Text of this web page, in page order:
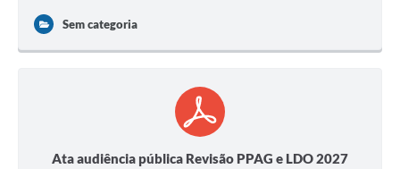
Sem categoria
Ata audiência pública Revisão PPAG e LDO 2027